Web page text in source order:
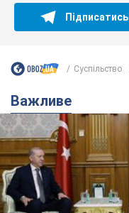
Підписатись
Суспільство
Важливе